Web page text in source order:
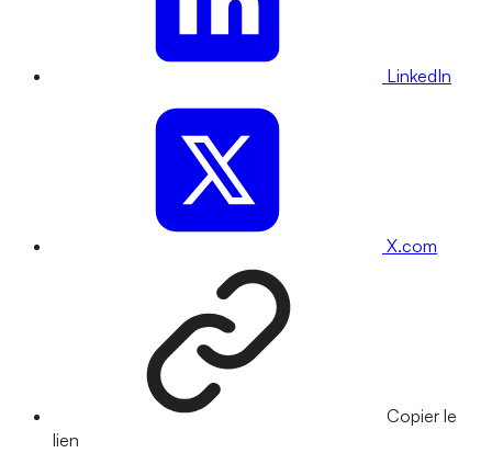
LinkedIn
X.com
Copier le
lien